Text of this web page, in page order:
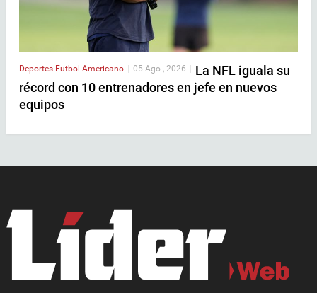
Deportes Futbol Americano 05 Ago , 2026
La NFL iguala su
récord con 10 entrenadores en jefe en nuevos
equipos